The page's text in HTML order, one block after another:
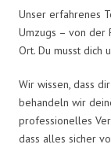
Unser erfahrenes
Umzugs – von der
Ort. Du musst dich
Wir wissen, dass
behandeln wir
professionelles
dass alles sicher